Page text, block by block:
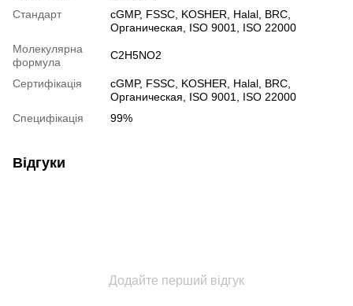
Стандарт
cGMP, FSSC, KOSHER, Halal, BRC,
Органическая, ISO 9001, ISO 22000
Молекулярна
формула
C2H5NO2
Сертифікація
cGMP, FSSC, KOSHER, Halal, BRC,
Органическая, ISO 9001, ISO 22000
Специфікація
99%
Відгуки
Додайте перший відгук